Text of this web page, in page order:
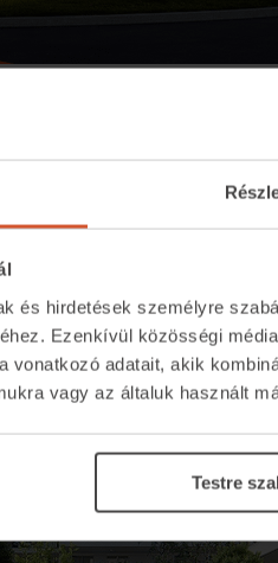
és hirdetések személyre
Ezenkívül közösségi
vonatkozó adatait, akik
vagy az általuk használt
Testre
parton épülő, négy
kialakítású otthonnal
létre, ami
élők számára.